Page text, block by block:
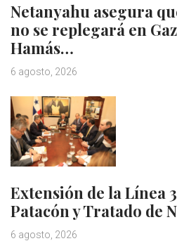
Netanyahu asegura
no se replegará en
Hamás…
6 agosto, 2026
Extensión de la Línea
Patacón y Tratado de
6 agosto, 2026